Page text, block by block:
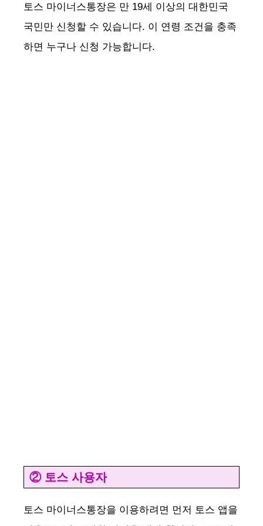
토스 마이너스통장은 만 19세 이상의 대한민국
국민만 신청할 수 있습니다. 이 연령 조건을 충족
하면 누구나 신청 가능합니다.
② 토스 사용자
토스 마이너스통장을 이용하려면 먼저 토스 앱을